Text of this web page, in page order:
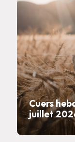
Cuers
juillet